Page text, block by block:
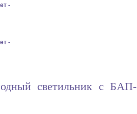
светильник с